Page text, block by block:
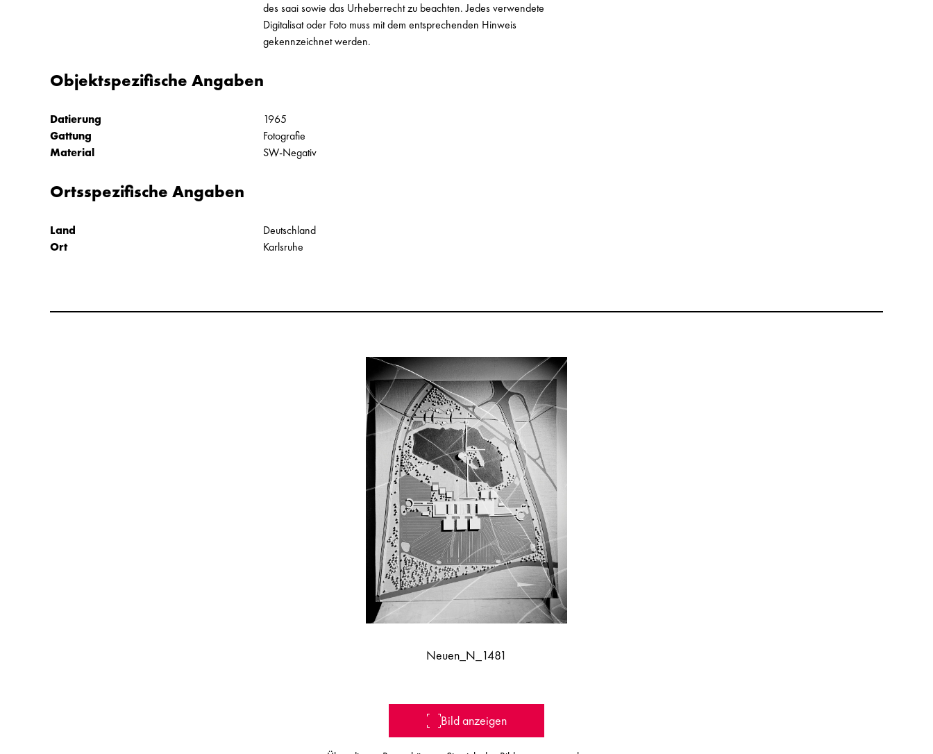
des saai sowie das Urheberrecht zu beachten. Jedes verwendete
Digitalisat oder Foto muss mit dem entsprechenden Hinweis
gekennzeichnet werden.
Objektspezifische Angaben
Datierung
1965
Gattung
Fotografie
Material
SW-Negativ
Ortsspezifische Angaben
Land
Deutschland
Ort
Karlsruhe
Neuen_N_1481
Bild anzeigen